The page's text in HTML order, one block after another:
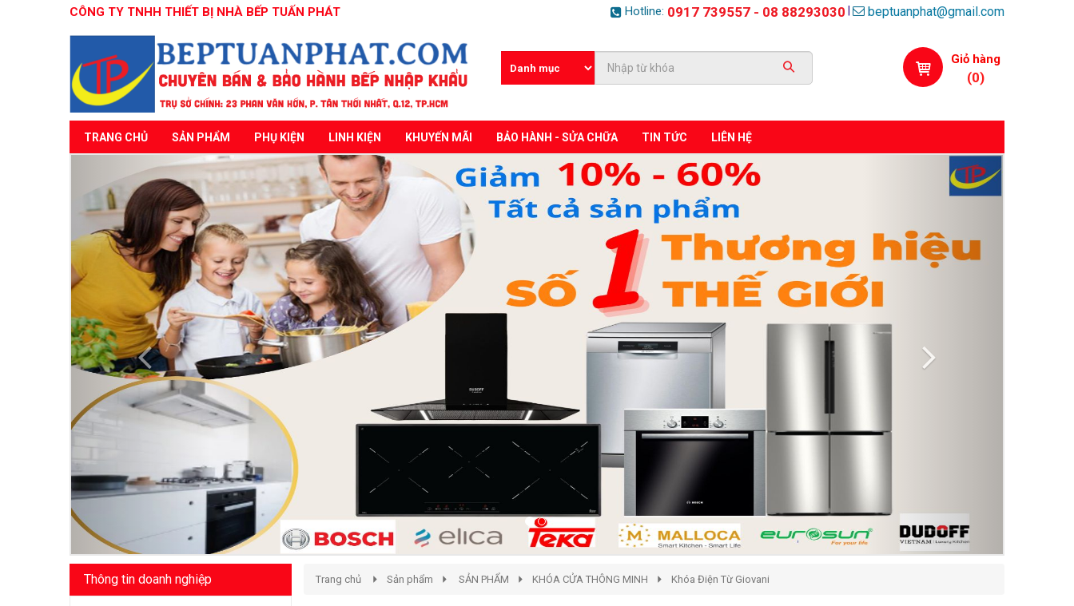
CÔNG TY TNHH THIẾT BỊ NHÀ BẾP TUẤN PHÁT Hotline: 0917 739557 - 08 88293030 beptuanphat@gmail.com
Giỏ hàng
(0)
TRANG CHỦ SẢN PHẨM PHỤ KIỆN LINH KIỆN KHUYẾN MÃI BẢO HÀNH - SỬA CHỮA TIN TỨC LIÊN HỆ
Previous Next
Thông tin doanh nghiệp Trang chủ Sản phẩm SẢN PHẨM KHÓA CỬA THÔNG MINH Khóa Điện Từ Giovani